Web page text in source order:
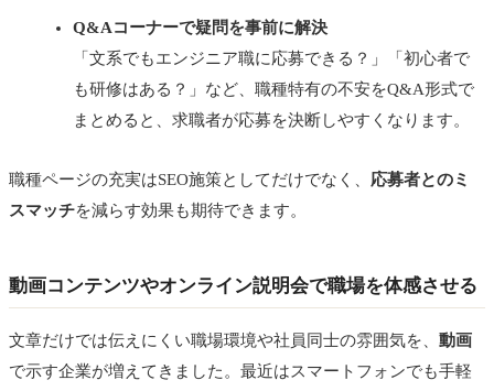
Q&Aコーナーで疑問を事前に解決
「文系でもエンジニア職に応募できる？」「初心者で
も研修はある？」など、職種特有の不安をQ&A形式で
まとめると、求職者が応募を決断しやすくなります。
職種ページの充実はSEO施策としてだけでなく、 応募者とのミ
スマッチを減らす効果も期待できます。
動画コンテンツやオンライン説明会で職場を体感させる
文章だけでは伝えにくい職場環境や社員同士の雰囲気を、 動画
で示す企業が増えてきました。最近はスマートフォンでも手軽